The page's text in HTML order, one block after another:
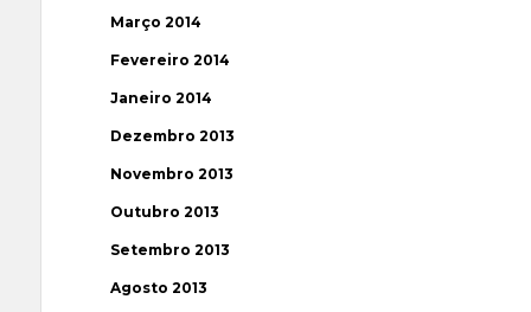
Março 2014
Fevereiro 2014
Janeiro 2014
Dezembro 2013
Novembro 2013
Outubro 2013
Setembro 2013
Agosto 2013